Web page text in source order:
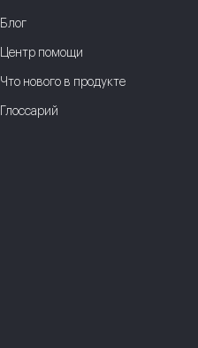
Блог
Центр помощи
Что нового в продукте
Глоссарий